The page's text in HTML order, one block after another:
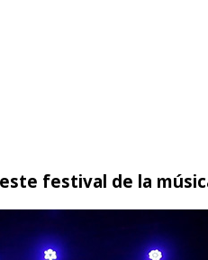
festival de la